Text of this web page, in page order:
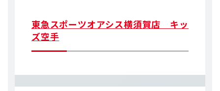
東急スポーツオアシス横須賀店 キッ
ズ空手